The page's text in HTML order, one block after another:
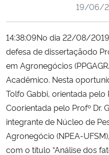
Ministério da Ciência, Tecnologia,
Ministério do Meio Ambiente
Ministério do Desenvolvimento
Controladoria-Geral da União
Ministério da Mulher, da Família e
19/06/
14:38:09No dia 22/08/
defesa de dissertaçãodo
em Agronegócios
Acadêmico. Nesta
Tolfo Gabbi, orientada pelo
Coorientada pelo Profº Dr.
integrante de Núcleo de
Agronegócio (NPEA-
com o título “Análise dos